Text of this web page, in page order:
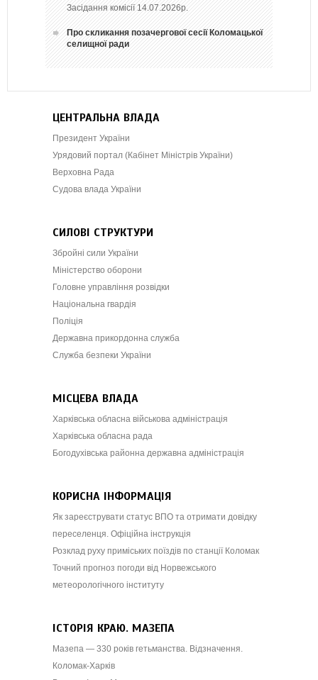
Засідання комісії 14.07.2026р.
Про скликання позачергової сесії Коломацької
селищної ради
ЦЕНТРАЛЬНА ВЛАДА
Президент України
Урядовий портал (Кабінет Міністрів України)
Верховна Рада
Судова влада України
СИЛОВІ СТРУКТУРИ
Збройні сили України
Міністерство оборони
Головне управління розвідки
Національна гвардія
Поліція
Державна прикордонна служба
Служба безпеки України
МІСЦЕВА ВЛАДА
Харківська обласна військова адміністрація
Харківська обласна рада
Богодухівська районна державна адміністрація
КОРИСНА ІНФОРМАЦІЯ
Як зареєструвати статус ВПО та отримати довідку
переселенця. Офіційна інструкція
Розклад руху приміських поїздів по станції Коломак
Точний прогноз погоди від Норвежського
метеорологічного інституту
ІСТОРІЯ КРАЮ. МАЗЕПА
Мазепа — 330 років гетьманства. Відзначення.
Коломак-Харків